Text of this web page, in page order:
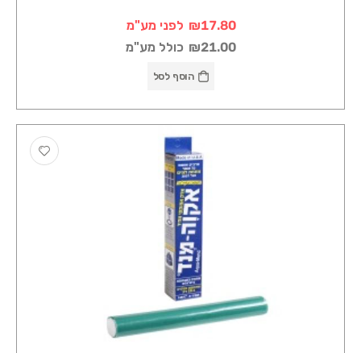
₪17.80 לפני מע"מ
₪21.00 כולל מע"מ
הוסף לסל